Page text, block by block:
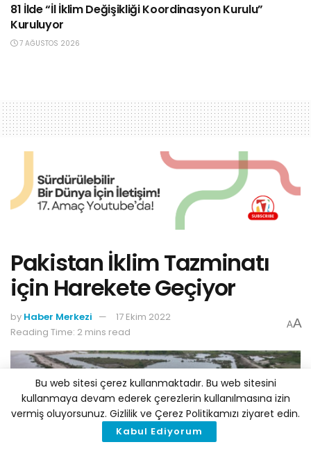
81 İlde “İl İklim Değişikliği Koordinasyon Kurulu”
Kuruluyor
7 AĞUSTOS 2026
Pakistan İklim Tazminatı
için Harekete Geçiyor
by Haber Merkezi
17 Ekim 2022
Reading Time: 2 mins read
AA
Bu web sitesi çerez kullanmaktadır. Bu web sitesini
kullanmaya devam ederek çerezlerin kullanılmasına izin
vermiş oluyorsunuz. Gizlilik ve Çerez Politikamızı ziyaret edin.
Kabul Ediyorum